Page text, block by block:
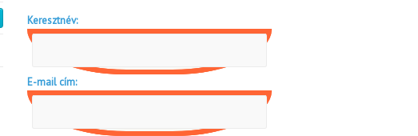
Keresztnév:
E-mail cím: